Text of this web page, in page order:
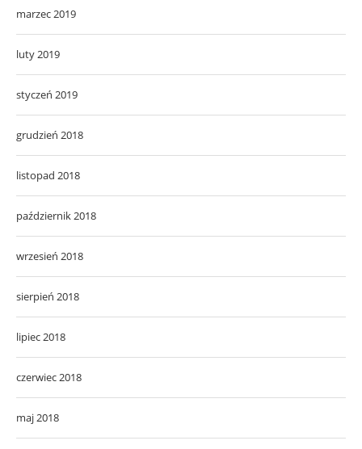
marzec 2019
luty 2019
styczeń 2019
grudzień 2018
listopad 2018
październik 2018
wrzesień 2018
sierpień 2018
lipiec 2018
czerwiec 2018
maj 2018